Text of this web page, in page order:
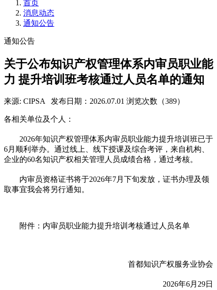
首页
消息动态
通知公告
通知公告
关于公布知识产权管理体系内审员职业能
力 提升培训班考核通过人员名单的通知
来源: CIPSA 发布日期：2026.07.01 浏览次数（389）
各相关单位及个人：
2026年知识产权管理体系内审员职业能力提升培训班已于
6月顺利举办。通过线上、线下授课及综合考评，来自机构、
企业的60名知识产权相关管理人员成绩合格，通过考核。
内审员资格证书将于2026年7月下旬发放，证书办理及领
取事宜我会将另行通知。
附件：内审员职业能力提升培训考核通过人员名单
首都知识产权服务业协会
2026年6月29日